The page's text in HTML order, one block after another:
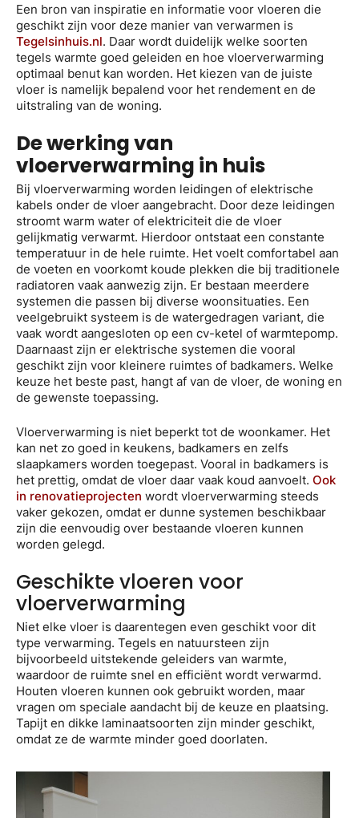
Een bron van inspiratie en informatie voor vloeren die
geschikt zijn voor deze manier van verwarmen is
Tegelsinhuis.nl. Daar wordt duidelijk welke soorten
tegels warmte goed geleiden en hoe vloerverwarming
optimaal benut kan worden. Het kiezen van de juiste
vloer is namelijk bepalend voor het rendement en de
uitstraling van de woning.
De werking van
vloerverwarming in huis
Bij vloerverwarming worden leidingen of elektrische
kabels onder de vloer aangebracht. Door deze leidingen
stroomt warm water of elektriciteit die de vloer
gelijkmatig verwarmt. Hierdoor ontstaat een constante
temperatuur in de hele ruimte. Het voelt comfortabel aan
de voeten en voorkomt koude plekken die bij traditionele
radiatoren vaak aanwezig zijn. Er bestaan meerdere
systemen die passen bij diverse woonsituaties. Een
veelgebruikt systeem is de watergedragen variant, die
vaak wordt aangesloten op een cv-ketel of warmtepomp.
Daarnaast zijn er elektrische systemen die vooral
geschikt zijn voor kleinere ruimtes of badkamers. Welke
keuze het beste past, hangt af van de vloer, de woning en
de gewenste toepassing.
Vloerverwarming is niet beperkt tot de woonkamer. Het
kan net zo goed in keukens, badkamers en zelfs
slaapkamers worden toegepast. Vooral in badkamers is
het prettig, omdat de vloer daar vaak koud aanvoelt. Ook
in renovatieprojecten wordt vloerverwarming steeds
vaker gekozen, omdat er dunne systemen beschikbaar
zijn die eenvoudig over bestaande vloeren kunnen
worden gelegd.
Geschikte vloeren voor
vloerverwarming
Niet elke vloer is daarentegen even geschikt voor dit
type verwarming. Tegels en natuursteen zijn
bijvoorbeeld uitstekende geleiders van warmte,
waardoor de ruimte snel en efficiënt wordt verwarmd.
Houten vloeren kunnen ook gebruikt worden, maar
vragen om speciale aandacht bij de keuze en plaatsing.
Tapijt en dikke laminaatsoorten zijn minder geschikt,
omdat ze de warmte minder goed doorlaten.